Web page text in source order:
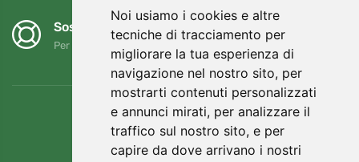
Noi usiamo i cookies e altre
tecniche di tracciamento per
migliorare la tua esperienza di
navigazione nel nostro sito, per
mostrarti contenuti personalizzati
e annunci mirati, per analizzare il
traffico sul nostro sito, e per
capire da dove arrivano i nostri
Sosteniamo Trees.org
Per ogni ordine piantiamo un albero! Leggi di più